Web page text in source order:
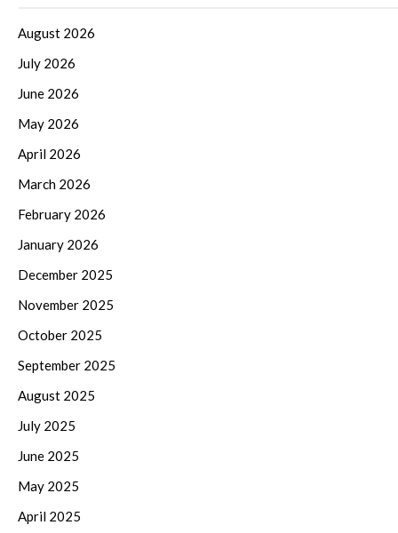
August 2026
July 2026
June 2026
May 2026
April 2026
March 2026
February 2026
January 2026
December 2025
November 2025
October 2025
September 2025
August 2025
July 2025
June 2025
May 2025
April 2025